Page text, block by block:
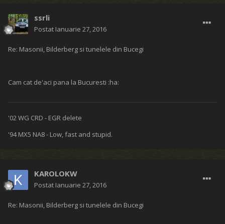
ssrli
Postat Ianuarie 27, 2016
Re: Masonii, Bilderberg si tunelele din Bucegi
Cam cat de'aci pana la Bucuresti :ha:
'02 WG CRD - EGR delete
'94 MX5 NA8 - Low, fast and stupid.
KAROLOKW
Postat Ianuarie 27, 2016
Re: Masonii, Bilderberg si tunelele din Bucegi